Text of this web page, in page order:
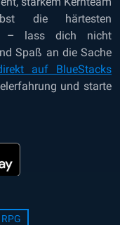
die härtesten
– lass dich nicht
Spaß an die Sache
auf BlueStacks
und starte
RPG